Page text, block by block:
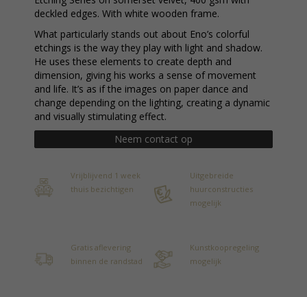
deckled edges. With white wooden frame.
What particularly stands out about Eno’s colorful
etchings is the way they play with light and shadow.
He uses these elements to create depth and
dimension, giving his works a sense of movement
and life. It’s as if the images on paper dance and
change depending on the lighting, creating a dynamic
and visually stimulating effect.
Neem contact op
Vrijblijvend 1 week
thuis bezichtigen
Uitgebreide
huurconstructies
mogelijk
Gratis aflevering
binnen de randstad
Kunstkoopregeling
mogelijk